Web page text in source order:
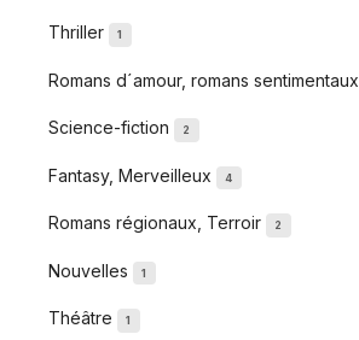
Thriller 1
Romans d´amour, romans sentimentaux
Science-fiction 2
Fantasy, Merveilleux 4
Romans régionaux, Terroir 2
Nouvelles 1
Théâtre 1